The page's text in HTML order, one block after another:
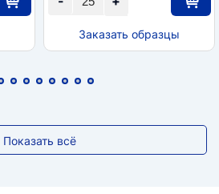
Заказать образцы
Показать всё